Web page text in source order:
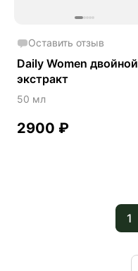
Оставить отзыв
Daily Women двойной
экстракт
50 мл
2900 ₽
1